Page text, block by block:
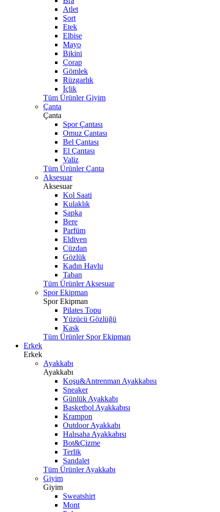
Atlet
Şort
Etek
Elbise
Mayo
Bikini
Çorap
Gömlek
Rüzgarlık
İçlik
Tüm Ürünler Giyim
Çanta
Çanta
Spor Çantası
Omuz Çantası
Bel Çantası
El Çantası
Valiz
Tüm Ürünler Çanta
Aksesuar
Aksesuar
Kol Saati
Kulaklık
Şapka
Bere
Parfüm
Eldiven
Cüzdan
Gözlük
Kadın Havlu
Taban
Tüm Ürünler Aksesuar
Spor Ekipman
Spor Ekipman
Pilates Topu
Yüzücü Gözlüğü
Kask
Tüm Ürünler Spor Ekipman
Erkek
Erkek
Ayakkabı
Ayakkabı
Koşu&Antrenman Ayakkabısı
Sneaker
Günlük Ayakkabı
Basketbol Ayakkabısı
Krampon
Outdoor Ayakkabı
Halısaha Ayakkabısı
Bot&Çizme
Terlik
Sandalet
Tüm Ürünler Ayakkabı
Giyim
Giyim
Sweatshirt
Mont